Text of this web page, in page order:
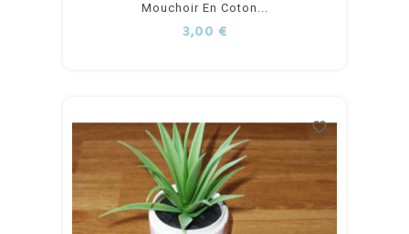
au
Mouchoir En Coton...
3,00 €Prix
favorite_border